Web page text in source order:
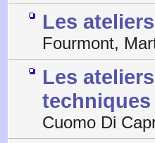
Les
Fourmont,
Les
techniques
Cuomo Di